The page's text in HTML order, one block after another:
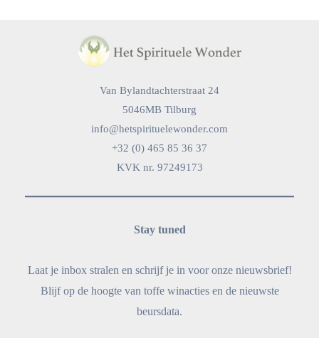
Van Bylandtachterstraat 24
5046MB Tilburg
info@hetspirituelewonder.com
+32 (0) 465 85 36 37
KVK nr. 97249173
Stay tuned
Laat je inbox stralen en schrijf je in voor onze nieuwsbrief!
Blijf op de hoogte van toffe winacties en de nieuwste
beursdata.